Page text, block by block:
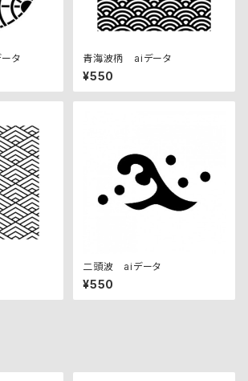
タ 青海波柄 aiデータ
¥550
二頭波 aiデータ
¥550